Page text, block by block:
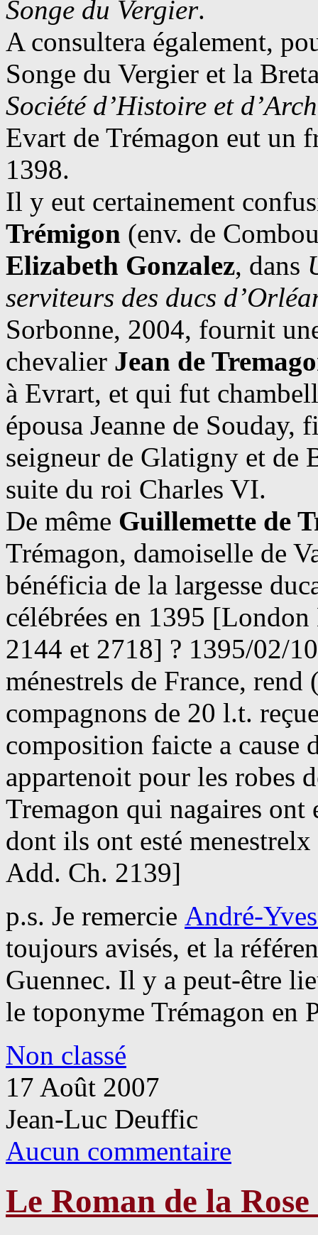
Songe du Vergier.
A consultera également,
Songe du Vergier et la
Société d’Histoire et
Evart de Trémagon eut un
1398.
Il y eut certainement
Trémigon (env. de
Elizabeth Gonzalez, dans
serviteurs des ducs
Sorbonne, 2004, fournit
chevalier Jean de
à Evrart, et qui fut
épousa Jeanne de
seigneur de Glatigny et de
suite du roi Charles VI.
De même Guillemette de
Trémagon, damoiselle de
bénéficia de la largesse
célébrées en 1395
2144 et 2718] ? 1395/02/
ménestrels de France, rend
compagnons de 20 l.t.
composition faicte a cause
appartenoit pour les robes
Tremagon qui nagaires ont
dont ils ont esté
Add. Ch. 2139]
p.s. Je remercie André-
toujours avisés, et la
Guennec. Il y a peut-être
le toponyme Trémagon en
Non classé
17 Août 2007
Jean-Luc Deuffic
Aucun commentaire
Le Roman de la